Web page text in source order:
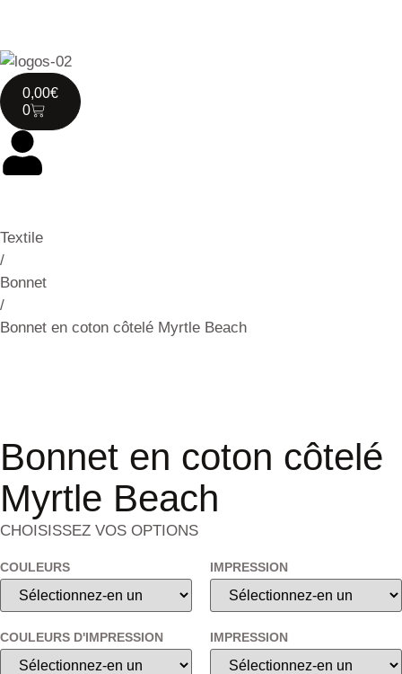
0,00€
0
Textile
/
Bonnet
/
Bonnet en coton côtelé Myrtle Beach
Bonnet en coton côtelé
Myrtle Beach
CHOISISSEZ VOS OPTIONS
COULEURS IMPRESSION
COULEURS D'IMPRESSION IMPRESSION